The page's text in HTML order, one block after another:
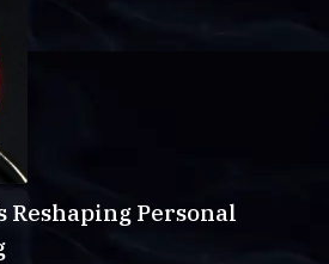
Reshaping Personal